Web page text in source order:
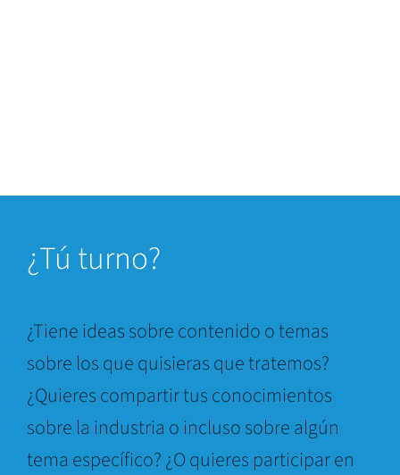
¿Tú turno?
¿Tiene ideas sobre contenido o temas
sobre los que quisieras que tratemos?
¿Quieres compartir tus conocimientos
sobre la industria o incluso sobre algún
tema específico? ¿O quieres participar en